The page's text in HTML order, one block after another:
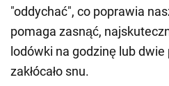
"oddychać", co poprawia
pomaga zasnąć,
lodówki na godzinę lub
zakłócało snu.